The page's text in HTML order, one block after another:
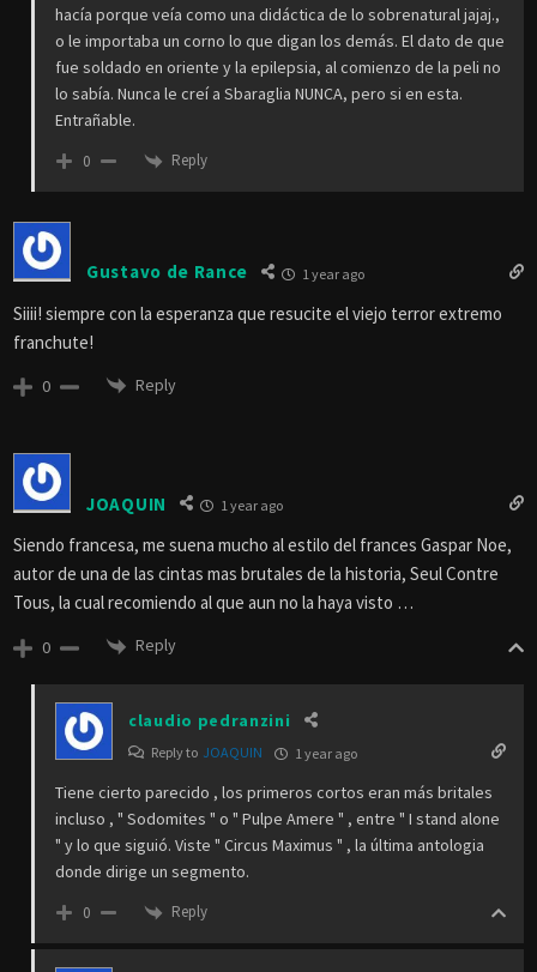
hacía porque veía como una didáctica de lo sobrenatural jajaj.,
o le importaba un corno lo que digan los demás. El dato de que
fue soldado en oriente y la epilepsia, al comienzo de la peli no
lo sabía. Nunca le creí a Sbaraglia NUNCA, pero si en esta.
Entrañable.
0 Reply
Gustavo de Rance 1 year ago
Siiii! siempre con la esperanza que resucite el viejo terror extremo
franchute!
0 Reply
JOAQUIN 1 year ago
Siendo francesa, me suena mucho al estilo del frances Gaspar Noe,
autor de una de las cintas mas brutales de la historia, Seul Contre
Tous, la cual recomiendo al que aun no la haya visto …
0 Reply
claudio pedranzini
Reply to JOAQUIN 1 year ago
Tiene cierto parecido , los primeros cortos eran más britales
incluso , " Sodomites " o " Pulpe Amere " , entre " I stand alone
" y lo que siguió. Viste " Circus Maximus " , la última antologia
donde dirige un segmento.
0 Reply